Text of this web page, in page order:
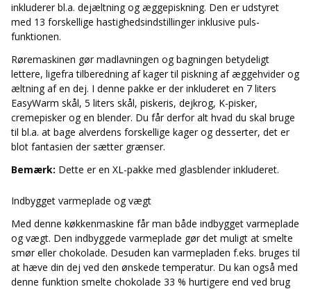
inkluderer bl.a. dejæltning og æggepiskning. Den er udstyret
med 13 forskellige hastighedsindstillinger inklusive puls-
funktionen.
Røremaskinen gør madlavningen og bagningen betydeligt
lettere, ligefra tilberedning af kager til piskning af æggehvider og
æltning af en dej. I denne pakke er der inkluderet en 7 liters
EasyWarm skål, 5 liters skål, piskeris, dejkrog, K-pisker,
cremepisker og en blender. Du får derfor alt hvad du skal bruge
til bl.a. at bage alverdens forskellige kager og desserter, det er
blot fantasien der sætter grænser.
Bemærk: Dette er en XL-pakke med glasblender inkluderet.
Indbygget varmeplade og vægt
Med denne køkkenmaskine får man både indbygget varmeplade
og vægt. Den indbyggede varmeplade gør det muligt at smelte
smør eller chokolade. Desuden kan varmepladen f.eks. bruges til
at hæve din dej ved den ønskede temperatur. Du kan også med
denne funktion smelte chokolade 33 % hurtigere end ved brug